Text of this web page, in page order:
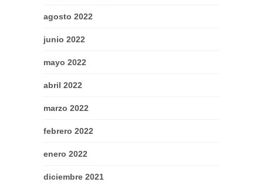
agosto 2022
junio 2022
mayo 2022
abril 2022
marzo 2022
febrero 2022
enero 2022
diciembre 2021